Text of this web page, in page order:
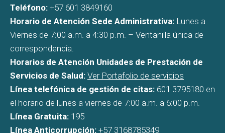
Teléfono: +57 601 3849160
Horario de Atención Sede Administrativa: Lunes a
Viernes de 7:00 a.m. a 4:30 p.m. – Ventanilla única de
correspondencia.
Horarios de Atención Unidades de Prestación de
Servicios de Salud: Ver Portafolio de servicios
Línea telefónica de gestión de citas: 601 3795180 en
el horario de lunes a viernes de 7:00 a.m. a 6:00 p.m.
Línea Gratuita: 195
Línea Anticorrupción: +57 3168785349